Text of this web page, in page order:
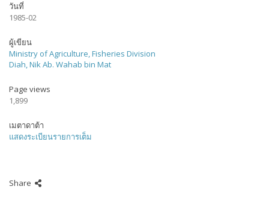
วันที่
1985-02
ผู้เขียน
Ministry of Agriculture, Fisheries Division
Diah, Nik Ab. Wahab bin Mat
Page views
1,899
เมตาดาต้า
แสดงระเบียนรายการเต็ม
Share